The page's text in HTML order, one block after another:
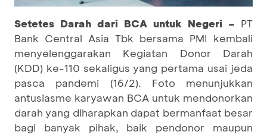
Setetes Darah dari BCA untuk Negeri – PT
Bank Central Asia Tbk bersama PMI kembali
menyelenggarakan Kegiatan Donor Darah
(KDD) ke-110 sekaligus yang pertama usai jeda
pasca pandemi (16/2). Foto menunjukkan
antusiasme karyawan BCA untuk mendonorkan
darah yang diharapkan dapat bermanfaat besar
bagi banyak pihak, baik pendonor maupun